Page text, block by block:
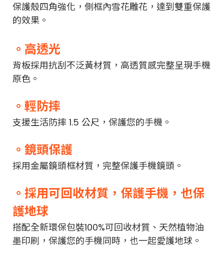
保護殼四角強化，側框內雪花雕花，達到雙重保護
的效果。
。高透光
背板採用抗刮不泛黃材質，高透質感完整呈現手機
原色。
。輕防摔
支援生活防摔 1.5 公尺，保護您的手機。
。鏡頭保護
採用金屬鏡頭框材質，完整保護手機鏡頭。
。採用可回收材質，保護手機，也保
護地球
搭配全新環保包裝100%可回收材質、天然植物油
墨印刷，保護您的手機同時，也一起愛護地球。